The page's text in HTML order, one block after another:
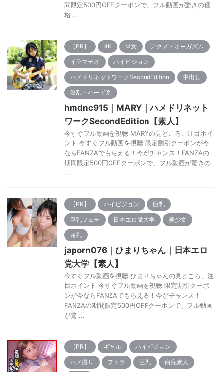
間限定500円OFFクーポンで、フル動画が驚きの価
格 ...
【PR】 4K M女 アクメ・オーガズム
イラマチオ ハイビジョン
ハメドリネットワークSecondEdition 中出し
淫乱・ハード系
hmdnc915｜MARY｜ハメドリネット
ワークSecondEdition【素人】
今すぐフル動画を視聴 MARYの見どころ、注目ポイ
ント 今すぐフル動画を視聴 限定割引クーポンが今
ならFANZAでもらえる！今がチャンス！FANZAの
期間限定500円OFFクーポンで、フル動画が驚きの
...
【PR】 ハイビジョン 巨乳
巨乳フェチ 日本エロ党大学 美少女
超乳
japorn076｜ひまりちゃん｜日本エロ
党大学【素人】
今すぐフル動画を視聴 ひまりちゃんの見どころ、注
目ポイント 今すぐフル動画を視聴 限定割引クーポ
ンが今ならFANZAでもらえる！今がチャンス！
FANZAの期間限定500円OFFクーポンで、フル動画
が驚 ...
【PR】 ギャル ハイビジョン
ハメ撮り フェラ 巨乳 白完素人